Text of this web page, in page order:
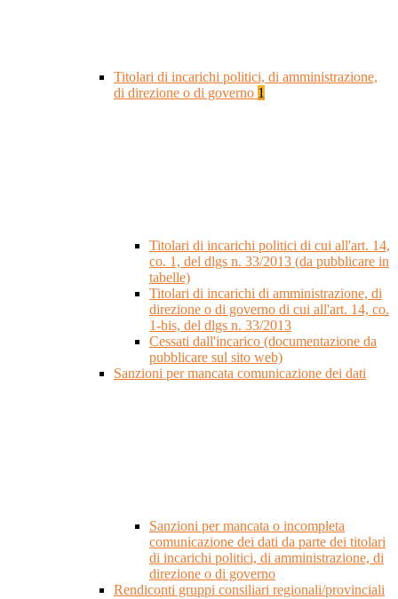
Titolari di incarichi politici, di amministrazione,
di direzione o di governo 1
Titolari di incarichi politici di cui all'art. 14,
co. 1, del dlgs n. 33/2013 (da pubblicare in
tabelle)
Titolari di incarichi di amministrazione, di
direzione o di governo di cui all'art. 14, co.
1-bis, del dlgs n. 33/2013
Cessati dall'incarico (documentazione da
pubblicare sul sito web)
Sanzioni per mancata comunicazione dei dati
Sanzioni per mancata o incompleta
comunicazione dei dati da parte dei titolari
di incarichi politici, di amministrazione, di
direzione o di governo
Rendiconti gruppi consiliari regionali/provinciali